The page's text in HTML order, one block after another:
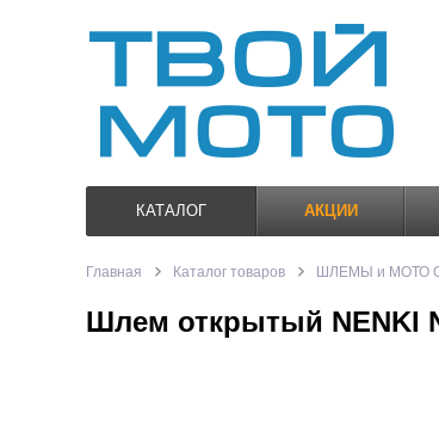
КАТАЛОГ АКЦИИ
Главная Каталог товаров ШЛЕМЫ и МОТО
Шлем открытый NENKI